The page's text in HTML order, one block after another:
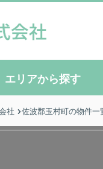
エリアから探す
社 佐波郡玉村町の物件一